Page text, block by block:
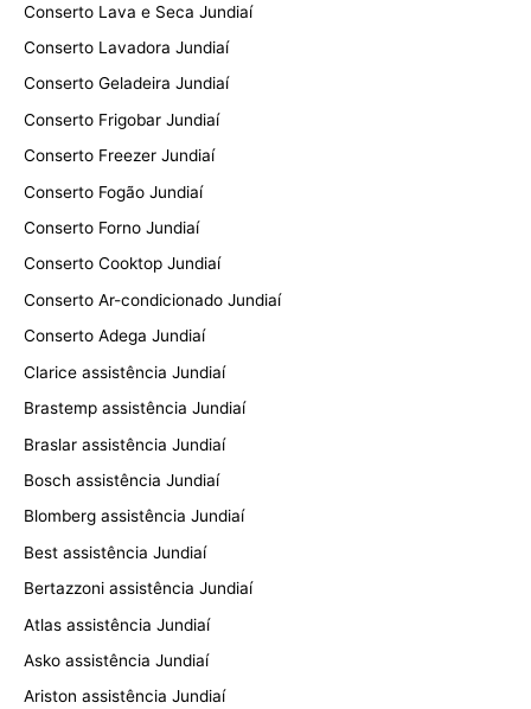
Conserto Lava e Seca Jundiaí
Conserto Lavadora Jundiaí
Conserto Geladeira Jundiaí
Conserto Frigobar Jundiaí
Conserto Freezer Jundiaí
Conserto Fogão Jundiaí
Conserto Forno Jundiaí
Conserto Cooktop Jundiaí
Conserto Ar-condicionado Jundiaí
Conserto Adega Jundiaí
Clarice assistência Jundiaí
Brastemp assistência Jundiaí
Braslar assistência Jundiaí
Bosch assistência Jundiaí
Blomberg assistência Jundiaí
Best assistência Jundiaí
Bertazzoni assistência Jundiaí
Atlas assistência Jundiaí
Asko assistência Jundiaí
Ariston assistência Jundiaí